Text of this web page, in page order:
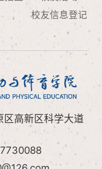
校友信息登记
区高新区科学大道